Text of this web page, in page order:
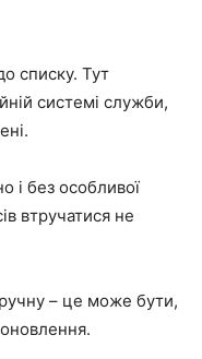
списку. Тут
системі служби,
і без особливої
втручатися не
– це може бути,